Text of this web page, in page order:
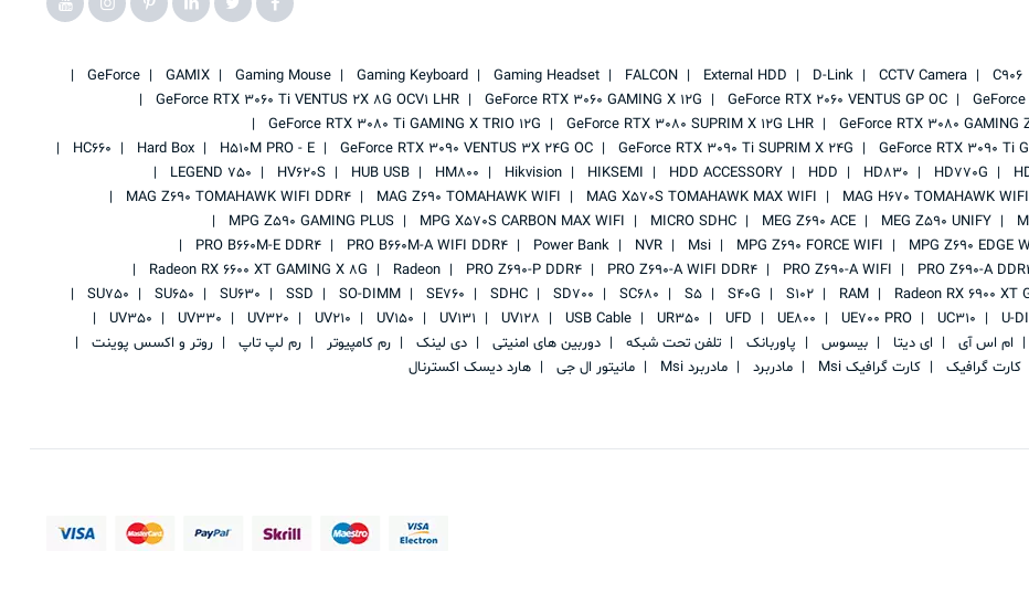
C906
CCTV Camera
D-Link
External HDD
FALCON
Gaming Headset
Gaming Keyboard
Gaming Mouse
GAMIX
GeForce
GeForce
GeForce RTX 2060 VENTUS GP OC
GeForce RTX 3060 GAMING X 12G
GeForce RTX 3060 Ti VENTUS 2X 8G OCV1 LHR
GeForce RTX 3080 GAMING
GeForce RTX 3080 SUPRIM X 12G LHR
GeForce RTX 3080 Ti GAMING X TRIO 12G
GeForce RTX 3090 Ti
GeForce RTX 3090 Ti SUPRIM X 24G
GeForce RTX 3090 VENTUS 3X 24G OC
H510M PRO - E
Hard Box
HC660
HD770G
HD830
HDD
HDD ACCESSORY
HIKSEMI
Hikvision
HM800
HUB USB
HV620S
LEGEND 750
MAG H670 TOMAHAWK
MAG X570S TOMAHAWK MAX WIFI
MAG Z690 TOMAHAWK WIFI
MAG Z690 TOMAHAWK WIFI DDR4
MEG Z590 UNIFY
MEG Z690 ACE
MICRO SDHC
MPG X570S CARBON MAX WIFI
MPG Z590 GAMING PLUS
MPG Z690 EDGE
MPG Z690 FORCE WIFI
Msi
NVR
Power Bank
PRO B660M-A WIFI DDR4
PRO B660M-E DDR4
PRO Z690-A
PRO Z690-A WIFI
PRO Z690-A WIFI DDR4
PRO Z690-P DDR4
Radeon
Radeon RX 6600 XT GAMING X 8G
Radeon RX 6900 XT
RAM
S102
S40G
S5
SC680
SD700
SDHC
SE760
SO-DIMM
SSD
SU630
SU650
SU750
U-
UC310
UE700 PRO
UE800
UFD
UR350
USB Cable
UV128
UV131
UV150
UV210
UV320
UV330
UV350
ام اس آی ای دیتا بیسوس پاوربانک تلفن تحت شبکه دوربین های امنیتی دی لینک رم کامپیوتر رم لپ تاپ
روتر و اکسس پوینت
کارت گرافیک کارت گرافیک Msi مادربرد مادربرد Msi مانیتور ال جی هارد دیسک اکسترنال